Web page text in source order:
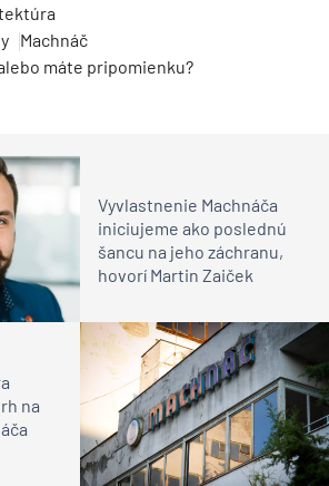
Machnáč
máte pripomienku?
Vyvlastnenie Machnáča
iniciujeme ako poslednú
šancu na jeho záchranu,
hovorí Martin Zaiček
na